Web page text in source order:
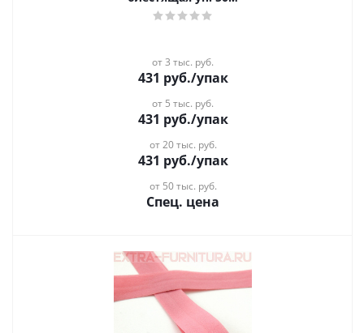
от 3 тыс. руб.
431 руб./упак
от 5 тыс. руб.
431 руб./упак
от 20 тыс. руб.
431 руб./упак
от 50 тыс. руб.
Спец. цена